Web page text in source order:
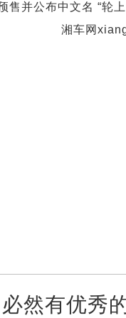
然有优秀